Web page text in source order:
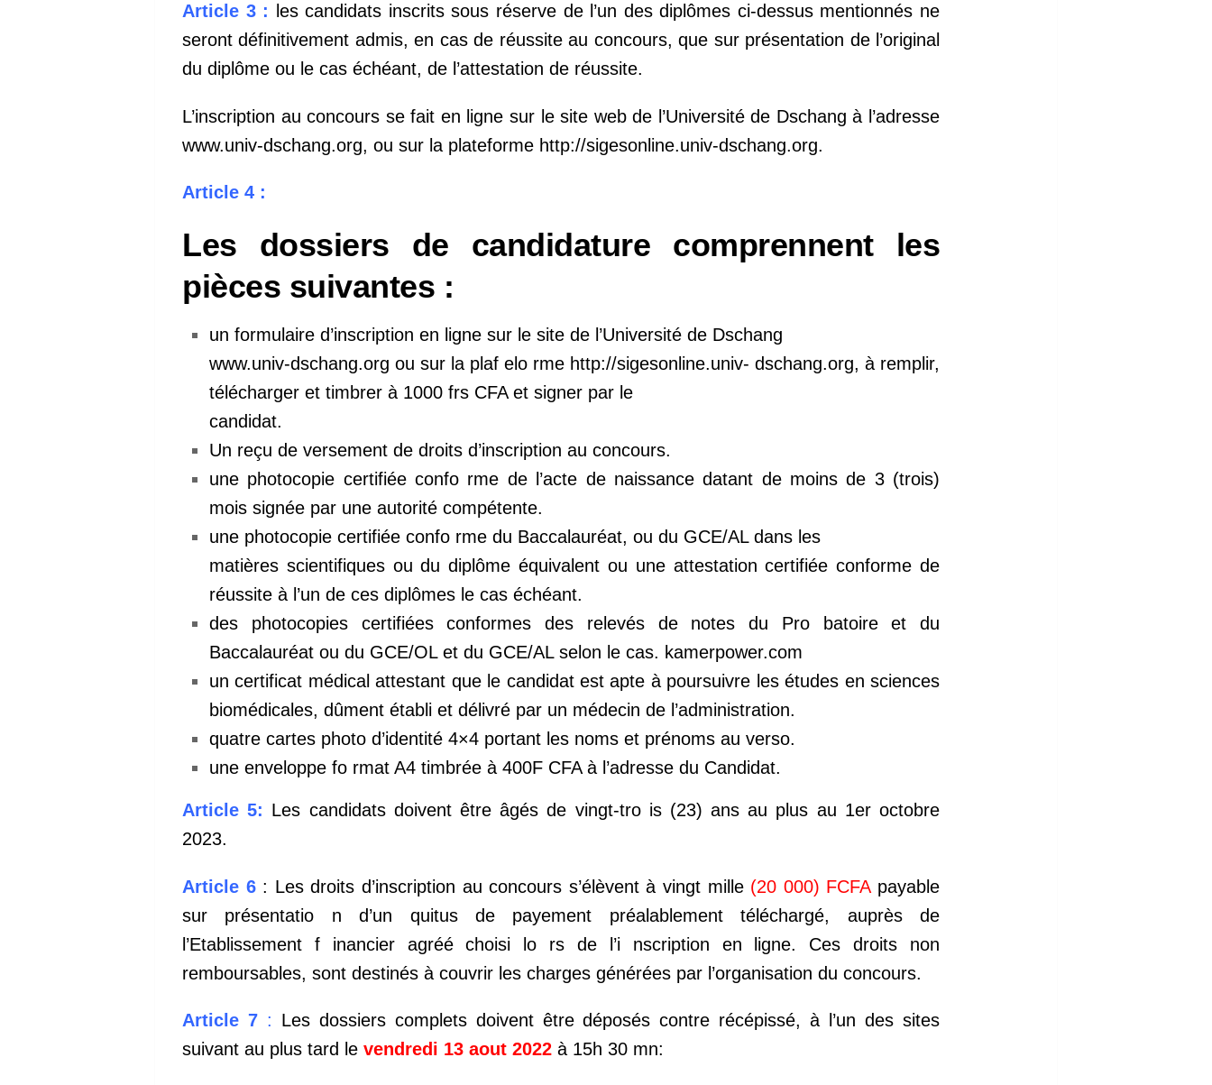
Article 3 : les candidats inscrits sous réserve de l’un des diplômes ci-dessus mentionnés ne
seront définitivement admis, en cas de réussite au concours, que sur présentation de l’original
du diplôme ou le cas échéant, de l’attestation de réussite.
L’inscription au concours se fait en ligne sur le site web de l’Université de Dschang à l’adresse
www.univ-dschang.org, ou sur la plateforme http://sigesonline.univ-dschang.org.
Article 4 :
Les dossiers de candidature comprennent les
pièces suivantes :
un formulaire d’inscription en ligne sur le site de l’Université de Dschang
www.univ-dschang.org ou sur la plaf elo rme http://sigesonline.univ- dschang.org, à remplir,
télécharger et timbrer à 1000 frs CFA et signer par le
candidat.
Un reçu de versement de droits d’inscription au concours.
une photocopie certifiée confo rme de l’acte de naissance datant de moins de 3 (trois)
mois signée par une autorité compétente.
une photocopie certifiée confo rme du Baccalauréat, ou du GCE/AL dans les
matières scientifiques ou du diplôme équivalent ou une attestation certifiée conforme de
réussite à l’un de ces diplômes le cas échéant.
des photocopies certifiées conformes des relevés de notes du Pro batoire et du
Baccalauréat ou du GCE/OL et du GCE/AL selon le cas. kamerpower.com
un certificat médical attestant que le candidat est apte à poursuivre les études en sciences
biomédicales, dûment établi et délivré par un médecin de l’administration.
quatre cartes photo d’identité 4×4 portant les noms et prénoms au verso.
une enveloppe fo rmat A4 timbrée à 400F CFA à l’adresse du Candidat.
Article 5: Les candidats doivent être âgés de vingt-tro is (23) ans au plus au 1er octobre
2023.
Article 6 : Les droits d’inscription au concours s’élèvent à vingt mille(20 000) FCFApayable
sur présentatio n d’un quitus de payement préalablement téléchargé, auprès de
l’Etablissement f inancier agréé choisi lo rs de l’i nscription en ligne. Ces droits non
remboursables, sont destinés à couvrir les charges générées par l’organisation du concours.
Article 7: Les dossiers complets doivent être déposés contre récépissé, à l’un des sites
suivant au plus tard le vendredi 13 aout 2022 à 15h 30 mn: